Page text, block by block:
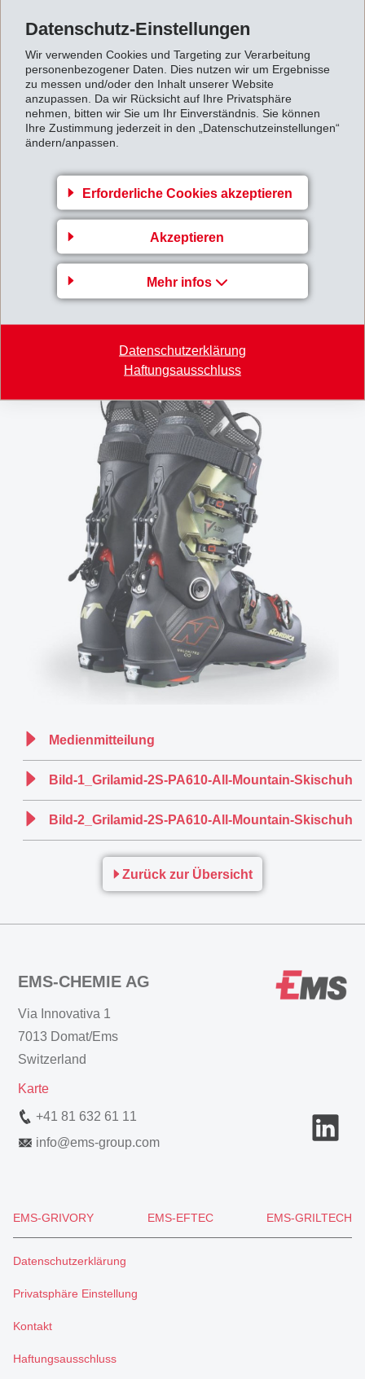
Datenschutz-Einstellungen
Wir verwenden Cookies und Targeting zur Verarbeitung
personenbezogener Daten. Dies nutzen wir um Ergebnisse
zu messen und/oder den Inhalt unserer Website
anzupassen. Da wir Rücksicht auf Ihre Privatsphäre
nehmen, bitten wir Sie um Ihr Einverständnis. Sie können
Ihre Zustimmung jederzeit in den „Datenschutzeinstellungen“
ändern/anpassen.
Erforderliche Cookies akzeptieren
Akzeptieren
Mehr infos
Datenschutzerklärung
Haftungsausschluss
Fussabdruck weiter zu verringern. Erste experimentelle
Produkte liegen bereits vor. Neben dem Einsatz von
Biorohstoffen arbeitet EMS seit mehreren Jahren an
seinen Standorten, durch den Einsatz von Energie aus
Holz und Wasserkraft CO2-neutral. Die genannten
Polymere und Compounds werden alle an dem
Standort Domar/Ems (Schweiz) hergestellt und
profitieren von dieser recht einmaligen Besonderheit.
Mit ihrem Engagement für Leistung, Nachhaltigkeit und
Umweltschutz setzt EMS-GRIVORY einen neuen
Standard in der Welt des Wintersports und schafft
Medienmitteilung
Bild-1_Grilamid-2S-PA610-All-Mountain-Skischuh
Bild-2_Grilamid-2S-PA610-All-Mountain-Skischuh
Zurück zur Übersicht
EMS-CHEMIE AG
Via Innovativa 1
7013 Domat/Ems
Switzerland
Karte
+41 81 632 61 11
info@ems-group.com
EMS-GRIVORY EMS-EFTEC EMS-GRILTECH
Datenschutzerklärung
Privatsphäre Einstellung
Kontakt
Haftungsausschluss